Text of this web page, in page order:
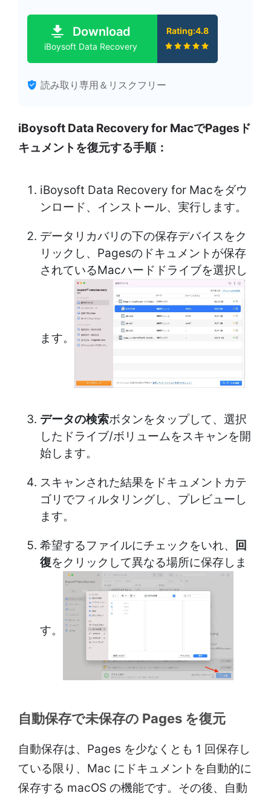
Download
iBoysoft Data Recovery
Rating:4.8
読み取り専用＆リスクフリー
iBoysoft Data Recovery for MacでPagesド
キュメントを復元する手順：
iBoysoft Data Recovery for Macをダウ
ンロード、インストール、実行します。
データリカバリの下の保存デバイスをク
リックし、Pagesのドキュメントが保存
されているMacハードドライブを選択し
ます。
データの検索ボタンをタップして、選択
したドライブ/ボリュームをスキャンを開
始します。
スキャンされた結果をドキュメントカテ
ゴリでフィルタリングし、プレビューし
ます。
希望するファイルにチェックをいれ、
回
復をクリックして異なる場所に保存しま
す。
自動保存で未保存の Pages を復元
自動保存は、Pages を少なくとも 1 回保存し
ている限り、Mac にドキュメントを自動的に
保存する macOS の機能です。その後、自動